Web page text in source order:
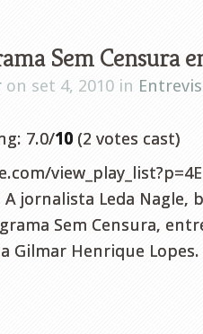
Sem Censura
on set 4, 2010 in
7.0/10 (2 votes cast)
A jornalista Leda
Sem Censura,
Gilmar Henrique Lopes.